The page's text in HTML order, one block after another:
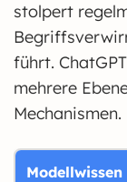
stolpert
führt.
mehrere
Mechanismen.
Modellwissen